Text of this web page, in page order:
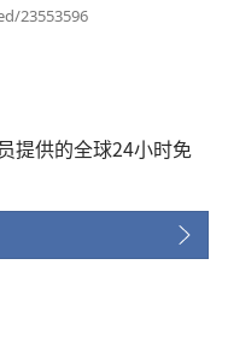
23553596
提供的全球24小时免